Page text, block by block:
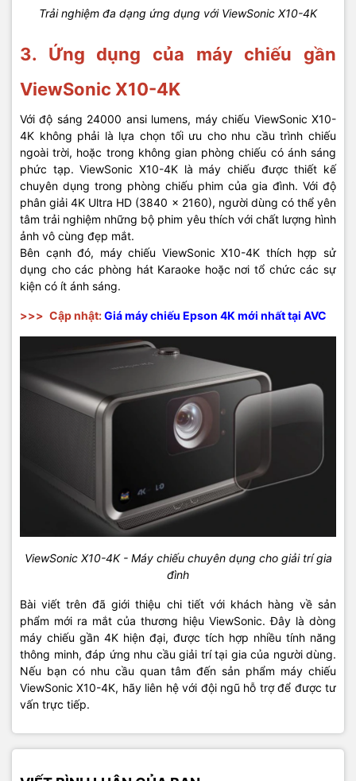
Trải nghiệm đa dạng ứng dụng với ViewSonic X10-4K
3. Ứng dụng của máy chiếu gần
ViewSonic X10-4K
Với độ sáng 24000 ansi lumens, máy chiếu ViewSonic X10-
4K không phải là lựa chọn tối ưu cho nhu cầu trình chiếu
ngoài trời, hoặc trong không gian phòng chiếu có ánh sáng
phức tạp. ViewSonic X10-4K là máy chiếu được thiết kế
chuyên dụng trong phòng chiếu phim của gia đình. Với độ
phân giải 4K Ultra HD (3840 x 2160), người dùng có thể yên
tâm trải nghiệm những bộ phim yêu thích với chất lượng hình
ảnh vô cùng đẹp mắt.
Bên cạnh đó, máy chiếu ViewSonic X10-4K thích hợp sử
dụng cho các phòng hát Karaoke hoặc nơi tổ chức các sự
kiện có ít ánh sáng.
>>> Cập nhật:Giá máy chiếu Epson 4K mới nhất tại AVC
ViewSonic X10-4K - Máy chiếu chuyên dụng cho giải trí gia
đình
Bài viết trên đã giới thiệu chi tiết với khách hàng về sản
phẩm mới ra mắt của thương hiệu ViewSonic. Đây là dòng
máy chiếu gần 4K hiện đại, được tích hợp nhiều tính năng
thông minh, đáp ứng nhu cầu giải trí tại gia của người dùng.
Nếu bạn có nhu cầu quan tâm đến sản phẩm máy chiếu
ViewSonic X10-4K, hãy liên hệ với đội ngũ hỗ trợ để được tư
vấn trực tiếp.